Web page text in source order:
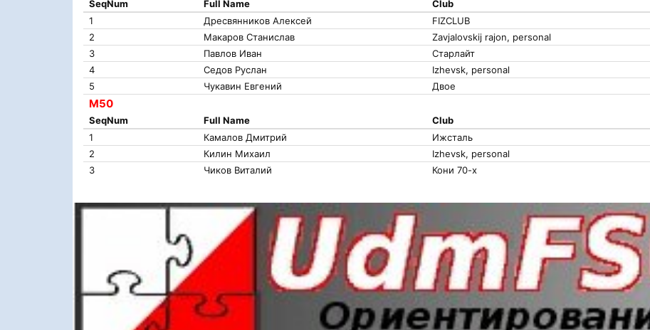
SeqNum Full Name Club
1
Дресвянников Алексей FIZCLUB
2
Макаров Станислав Zavjalovskij rajon, personal
3
Павлов Иван Старлайт
4
Седов Руслан Izhevsk, personal
5
Чукавин Евгений Двое
М50
SeqNum Full Name Club
1
Камалов Дмитрий Ижсталь
2
Килин Михаил Izhevsk, personal
3
Чиков Виталий Кони 70-х